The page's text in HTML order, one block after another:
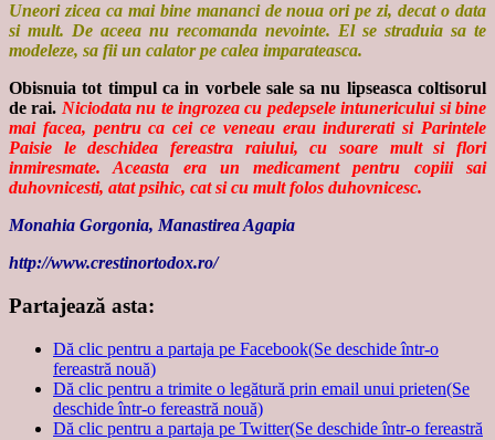
Uneori zicea ca mai bine mananci de noua ori pe zi, decat o data
si mult. De aceea nu recomanda nevointe. El se straduia sa te
modeleze, sa fii un calator pe calea imparateasca.
Obisnuia tot timpul ca in vorbele sale sa nu lipseasca coltisorul
de rai. Niciodata nu te ingrozea cu pedepsele intunericului si bine
mai facea, pentru ca cei ce veneau erau indurerati si Parintele
Paisie le deschidea fereastra raiului, cu soare mult si flori
inmiresmate. Aceasta era un medicament pentru copiii sai
duhovnicesti, atat psihic, cat si cu mult folos duhovnicesc.
Monahia Gorgonia, Manastirea Agapia
http://www.crestinortodox.ro/
Partajează asta:
Dă clic pentru a partaja pe Facebook(Se deschide într-o
fereastră nouă)
Dă clic pentru a trimite o legătură prin email unui prieten(Se
deschide într-o fereastră nouă)
Dă clic pentru a partaja pe Twitter(Se deschide într-o fereastră